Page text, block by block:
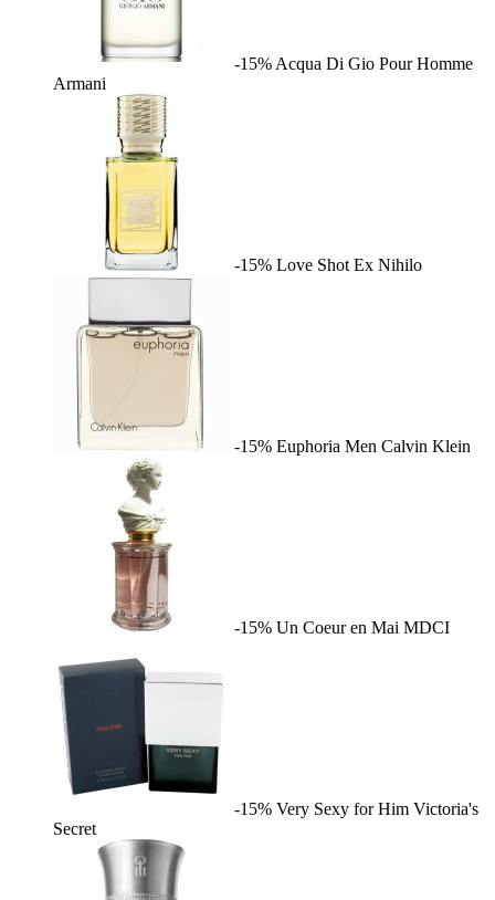
-15% Acqua Di Gio Pour Homme
Armani
-15% Love Shot Ex Nihilo
-15% Euphoria Men Calvin Klein
-15% Un Coeur en Mai MDCI
-15% Very Sexy for Him Victoria's
Secret